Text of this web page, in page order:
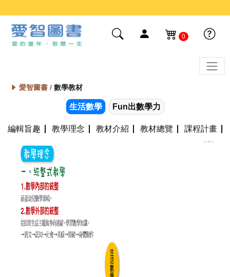
0
愛智圖書 / 數學教材
生活數學 Fun出數學力
編輯旨趣 教學理念 教材介紹 教材總覽 課程計畫